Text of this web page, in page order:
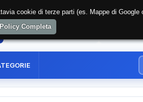
REGISTRAZIONE UTENTE
cookie di terze parti (es. Mappe di Google
Completa